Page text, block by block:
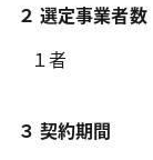
２ 選定事業者数
１者
３ 契約期間